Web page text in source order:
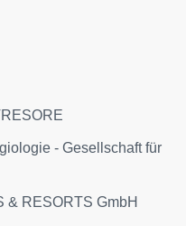
- Gesellschaft für
& RESORTS GmbH